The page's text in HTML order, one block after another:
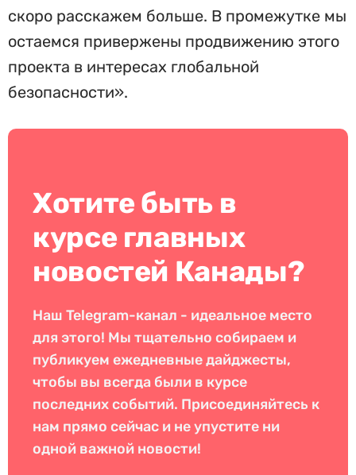
скоро расскажем больше. В промежутке мы
остаемся привержены продвижению этого
проекта в интересах глобальной
безопасности».
Хотите быть в
курсе главных
новостей Канады?
Наш Telegram-канал - идеальное место
для этого! Мы тщательно собираем и
публикуем ежедневные дайджесты,
чтобы вы всегда были в курсе
последних событий. Присоединяйтесь к
нам прямо сейчас и не упустите ни
одной важной новости!